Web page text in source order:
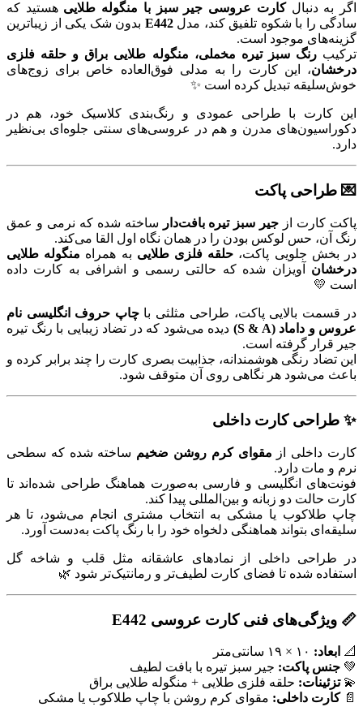
اگر به دنبالکارت عروسی جیر سبز با منگوله طلایی هستید که
سادگی را با شکوه تلفیق کند، مدلE442 بدون شک یکی از زیباترین
گزینه‌های موجود است.
ترکیبرنگ سبز تیره مخملی، منگوله طلایی براق و حلقه فلزی
درخشان، این کارت را به مدلی فوق‌العاده خاص برای زوج‌های
خوش‌سلیقه تبدیل کرده است ✨
این کارت با طراحی عمودی و رنگ‌بندی کلاسیک خود، هم در
دکوراسیون‌های مدرن و هم در عروسی‌های سنتی جلوه‌ای بی‌نظیر
دارد.
💌 طراحی پاکت
پاکت کارت از جیر سبز تیره بافت‌دار
ساخته شده که نرمی و عمق
رنگ آن، حس لوکس بودن را در همان نگاه اول القا می‌کند.
در بخش جلویی پاکت، حلقه فلزی طلایی به همراه منگوله طلایی
درخشان آویزان شده که حالتی رسمی و اشرافی به کارت داده
است 💛
در قسمت بالایی پاکت، طراحی مثلثی باچاپ حروف انگلیسی نام
عروس و داماد (S & A)
دیده می‌شود که در تضاد زیبایی با رنگ تیره
جیر قرار گرفته است.
این تضاد رنگی هوشمندانه، جذابیت بصری کارت را چند برابر کرده و
باعث می‌شود هر نگاهی روی آن متوقف شود.
✨ طراحی کارت داخلی
کارت داخلی از مقوای کرم روشن ضخیم ساخته شده که سطحی
نرم و مات دارد.
فونت‌های انگلیسی و فارسی به‌صورت هماهنگ طراحی شده‌اند تا
کارت حالت دو زبانه و بین‌المللی پیدا کند.
چاپ طلاکوب یا مشکی به انتخاب مشتری انجام می‌شود، تا هر
سلیقه‌ای بتواند هماهنگی دلخواه خود را با رنگ پاکت به‌دست آورد.
در طراحی داخلی از نمادهای عاشقانه مثل قلب و شاخه گل
استفاده شده تا فضای کارت لطیف‌تر و رمانتیک‌تر شود 🌿
📏 ویژگی‌های فنی کارت عروسی E442
📐 ابعاد:
💚 جنس پاکت: جیر سبز تیره با بافت لطیف
💫تزئینات: حلقه فلزی طلایی + منگوله طلایی براق
📄کارت داخلی: مقوای کرم روشن با چاپ طلاکوب یا مشکی